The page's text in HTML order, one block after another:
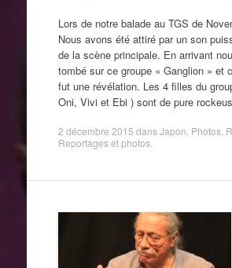
Lors de notre balade au TGS de
Nous avons été attiré par un son
de la scène principale. En arrivant
tombé sur ce groupe « Ganglion » et
fut une révélation. Les 4 filles du
Oni, Vivi et Ebi ) sont de pure
2 décembre 2015 dansJapon Photos,
Reportages et photos.